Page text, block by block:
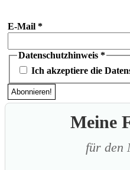
E-Mail *
Datenschutzhinweis *
Ich akzeptiere die
Meine
für den